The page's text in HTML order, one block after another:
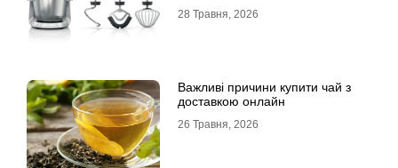
28 Травня, 2026
Важливі причини купити чай з
доставкою онлайн
26 Травня, 2026